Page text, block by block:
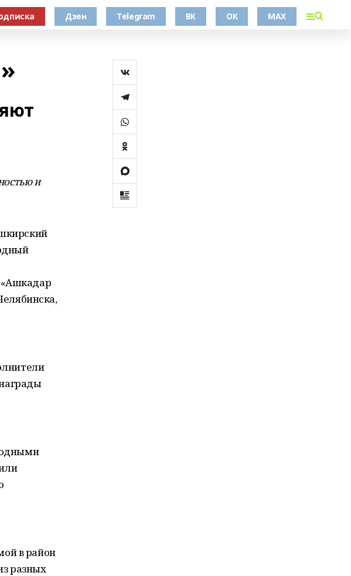
Дзен Telegram ВК ОК MAX
и
«Ашкадар
в район
разных